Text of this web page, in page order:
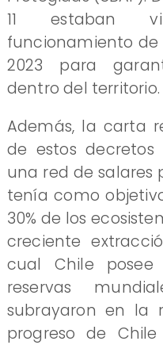
11 estaban
funcionamiento de
2023 para
dentro del territorio.
Además, la carta
de estos
una red de salares
tenía como
30% de los
creciente
cual Chile
reservas
subrayaron en la
progreso de